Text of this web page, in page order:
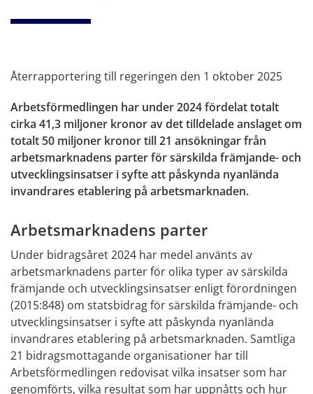
Återrapportering till regeringen den 1 oktober 2025
Arbetsförmedlingen har under 2024 fördelat totalt
cirka 41,3 miljoner kronor av det tilldelade anslaget om
totalt 50 miljoner kronor till 21 ansökningar från
arbetsmarknadens parter för särskilda främjande- och
utvecklingsinsatser i syfte att påskynda nyanlända
invandrares etablering på arbetsmarknaden.
Arbetsmarknadens parter
Under bidragsåret 2024 har medel använts av
arbetsmarknadens parter för olika typer av särskilda
främjande och utvecklingsinsatser enligt förordningen
(2015:848) om statsbidrag för särskilda främjande- och
utvecklingsinsatser i syfte att påskynda nyanlända
invandrares etablering på arbetsmarknaden. Samtliga
21 bidragsmottagande organisationer har till
Arbetsförmedlingen redovisat vilka insatser som har
genomförts, vilka resultat som har uppnåtts och hur